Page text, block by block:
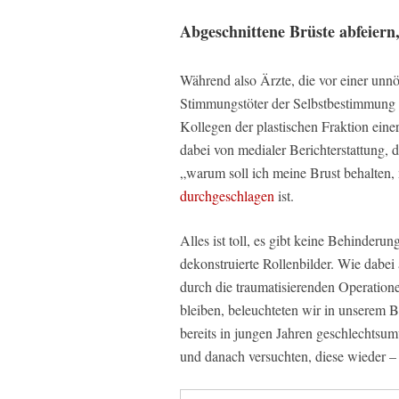
Abgeschnittene Brüste
Während also Ärzte, die vor einer
Stimmungstöter der Selbstbestimmung
Kollegen der plastischen Fraktion
dabei von medialer Berichterstattung,
„warum soll ich meine Brust
durchgeschlagenist.
Alles ist toll, es gibt keine
dekonstruierte Rollenbilder. Wie
durch die traumatisierenden
bleiben, beleuchteten wir in unserem
bereits in jungen Jahren
und danach versuchten, diese wieder